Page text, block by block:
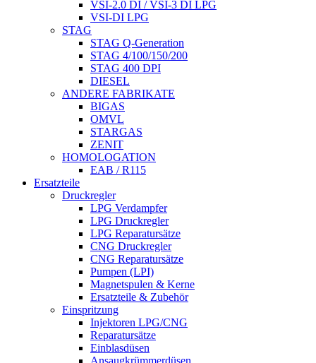
VSI-2.0 DI / VSI-3 DI LPG
VSI-DI LPG
STAG
STAG Q-Generation
STAG 4/100/150/200
STAG 400 DPI
DIESEL
ANDERE FABRIKATE
BIGAS
OMVL
STARGAS
ZENIT
HOMOLOGATION
EAB / R115
Ersatzteile
Druckregler
LPG Verdampfer
LPG Druckregler
LPG Reparatursätze
CNG Druckregler
CNG Reparatursätze
Pumpen (LPI)
Magnetspulen & Kerne
Ersatzteile & Zubehör
Einspritzung
Injektoren LPG/CNG
Reparatursätze
Einblasdüsen
Ansaugkrümmerdüsen